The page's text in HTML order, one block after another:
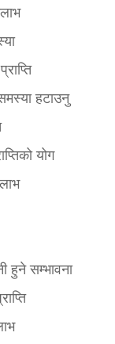
हटाउनु
योग
हुने सम्भावना